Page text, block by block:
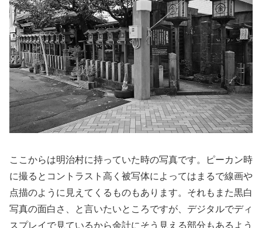
ここからは明治村に持っていた時の写真です。ピーカン時
に撮るとコントラスト高く被写体によってはまるで線画や
点描のように見えてくるものもあります。それもまた黒白
写真の面白さ、と言いたいところですが、デジタルでディ
スプレイで見ているから余計にそう見える部分もあるよう